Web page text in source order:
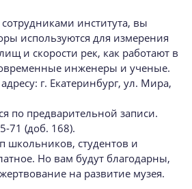
института, вы
используются для измерения
и скорости рек, как работают в
инженеры и ученые.
г. Екатеринбург, ул. Мира,
по предварительной записи.
71 (доб. 168).
школьников, студентов и
Но вам будут благодарны,
на развитие музея.